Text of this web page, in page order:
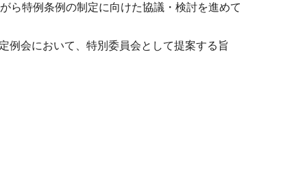
ら特例条例の制定に向けた協議・検討を進めて
会において、特別委員会として提案する旨